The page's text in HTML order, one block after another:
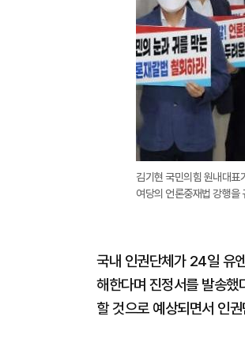
김기현 국민의힘 원내대표
여당의 언론중재법 강행을
국내 인권단체가 24일 유
해한다며 진정서를 발송했
할 것으로 예상되면서 인